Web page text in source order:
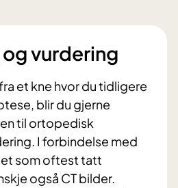
vurdering
et kne hvor du tidligere
blir du gjerne
til ortopedisk
I forbindelse med
som oftest tatt
også CT bilder.